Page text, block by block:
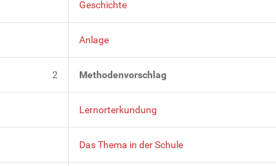
Geschichte
Anlage
2 Methodenvorschlag
Lernorterkundung
Das Thema in der Schule